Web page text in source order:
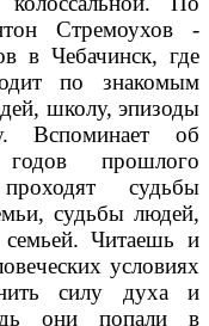
Стремоухов -
в Чебачинск, где
по знакомым
школу, эпизоды
Вспоминает об
прошлого
судьбы
судьбы людей,
Читаешь и
условиях
силу духа и
они попали в